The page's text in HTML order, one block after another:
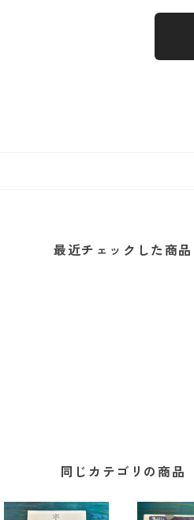
最近チェックした商品
同じカテゴリの商品